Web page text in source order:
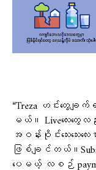
“Treza ဟင်းတွေ
မယ်။ Liveလေးတွ
အဝန်းဝိုင်းသေးသေ
ဖြစ်ချင်တယ်။
ပေမယ့် လစဉ်